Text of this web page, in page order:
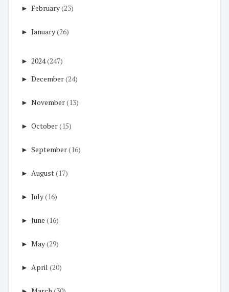
► February(23)
► January(26)
► 2024(247)
► December(24)
► November(13)
► October(15)
► September(16)
► August(17)
► July(16)
► June (16)
► May(29)
► April (20)